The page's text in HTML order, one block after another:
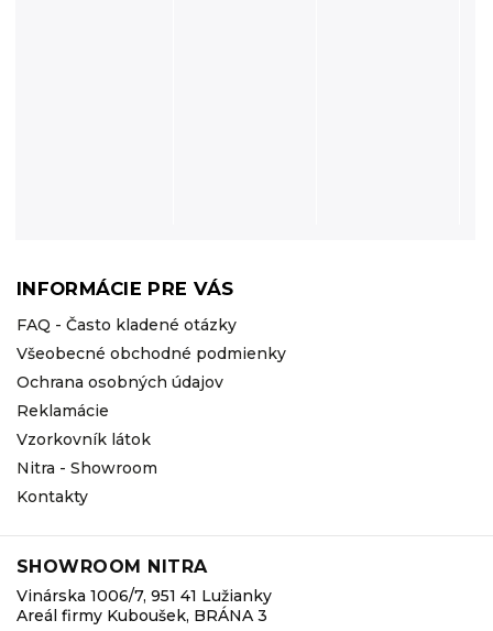
INFORMÁCIE PRE VÁS
FAQ - Často kladené otázky
Všeobecné obchodné podmienky
Ochrana osobných údajov
Reklamácie
Vzorkovník látok
Nitra - Showroom
Kontakty
SHOWROOM NITRA
Vinárska 1006/7, 951 41 Lužianky
Areál firmy Kuboušek, BRÁNA 3